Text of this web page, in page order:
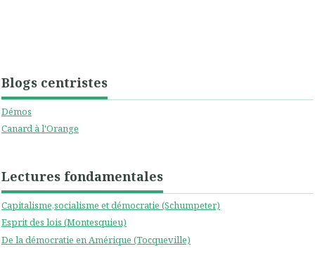
Blogs centristes
Démos
Canard à l'Orange
Lectures fondamentales
Capitalisme,socialisme et démocratie (Schumpeter)
Esprit des lois (Montesquieu)
De la démocratie en Amérique (Tocqueville)